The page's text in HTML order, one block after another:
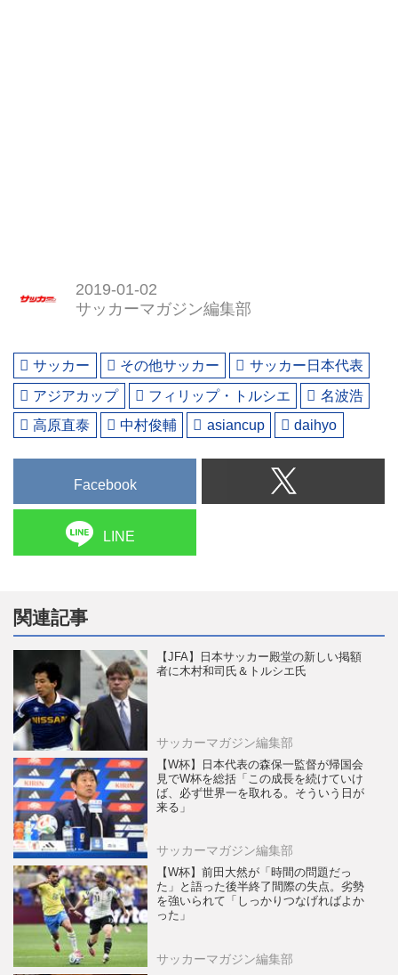
2019-01-02
サッカーマガジン編集部
サッカー その他サッカー
サッカー日本代表
アジアカップ
フィリップ・トルシエ
名波浩
高原直泰
中村俊輔 asiancup daihyo
Facebook
LINE
関連記事
【JFA】日本サッカー殿堂の新しい掲額
者に木村和司氏＆トルシエ氏
サッカーマガジン編集部
【W杯】日本代表の森保一監督が帰国会
見でW杯を総括「この成長を続けていけ
ば、必ず世界一を取れる。そういう日が
来る」
サッカーマガジン編集部
【W杯】前田大然が「時間の問題だっ
た」と語った後半終了間際の失点。劣勢
を強いられて「しっかりつなげればよか
った」
サッカーマガジン編集部